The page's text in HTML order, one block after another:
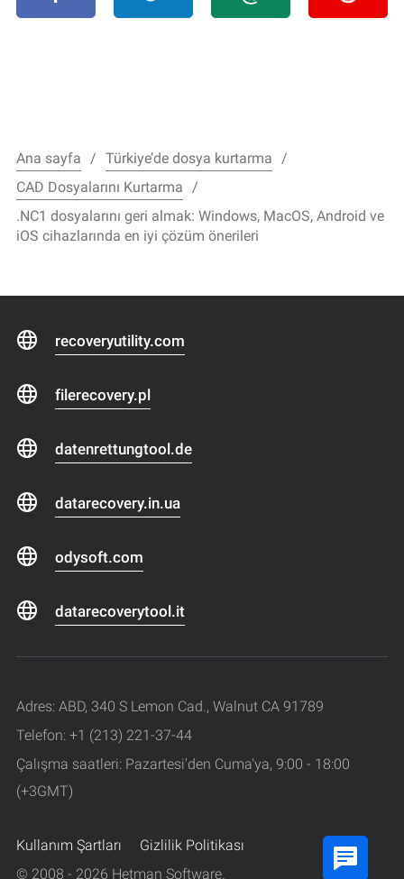
Ana sayfa
Türkiye’de dosya kurtarma
CAD Dosyalarını Kurtarma
.NC1 dosyalarını geri almak: Windows, MacOS, Android ve
iOS cihazlarında en iyi çözüm önerileri
recoveryutility.com
filerecovery.pl
datenrettungtool.de
datarecovery.in.ua
odysoft.com
datarecoverytool.it
Adres: ABD, 340 S Lemon Cad., Walnut CA 91789
Telefon: +1 (213) 221-37-44
Çalışma saatleri: Pazartesi'den Cuma'ya, 9:00 - 18:00
(+3GMT)
Kullanım Şartları
Gizlilik Politikası
© 2008 - 2026 Hetman Software.